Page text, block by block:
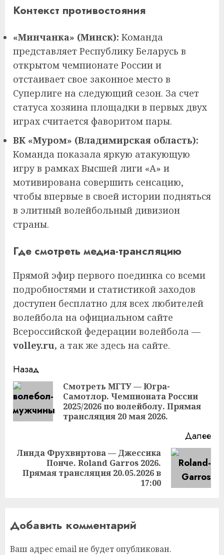
Контекст противостояния
«Минчанка» (Минск): Команда
представляет Республику Беларусь в
открытом чемпионате России и
отстаивает свое законное место в
Суперлиге на следующий сезон. За счет
статуса хозяина площадки в первых двух
играх считается фаворитом пары.
ВК «Муром» (Владимирская область):
Команда показала яркую атакующую
игру в рамках Высшей лиги «А» и
мотивирована совершить сенсацию,
чтобы впервые в своей истории подняться
в элитный волейбольный дивизион
страны.
Где смотреть медиа-трансляцию
Прямой эфир первого поединка со всеми
подробностями и статистикой заходов
доступен бесплатно для всех любителей
волейбола на официальном сайте
Всероссийской федерации волейбола —
volley.ru, а так же здесь на сайте.
Продолжить
чтение
Назад
Смотреть МГТУ — Югра-
Самотлор. Чемпионата России
2025/2026 по волейболу. Прямая
трансляция 20 мая 2026.
Далее
Следующая
запись:
Линда Фрухвиртова — Джессика
Понче. Roland Garros 2026.
Прямая трансляция 20.05.2026 в
17:00
Добавить комментарий
Ваш адрес email не будет опубликован.